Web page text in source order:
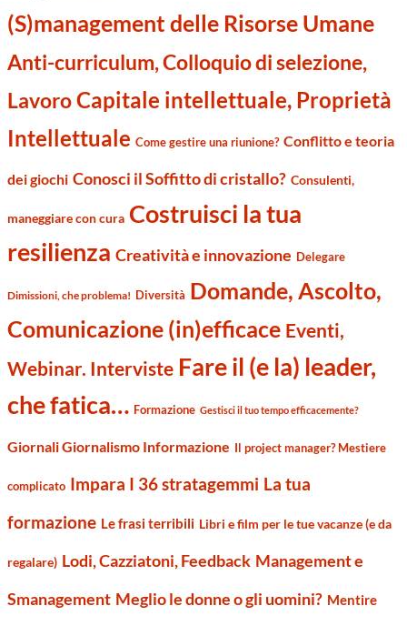
(S)management delle Risorse Umane
Anti-curriculum, Colloquio di selezione,
LavoroCapitale intellettuale, Proprietà
Intellettuale Come gestire una riunione? Conflitto e teoria
dei giochi Conosci il Soffitto di cristallo? Consulenti,
maneggiare con cura Costruisci la tua
resilienza Creatività e innovazione Delegare
Dimissioni, che problema! Diversità Domande, Ascolto,
Comunicazione (in)efficace Eventi,
Webinar. Interviste Fare il (e la) leader,
che fatica… Formazione Gestisci il tuo tempo efficacemente?
Giornali Giornalismo Informazione Il project manager? Mestiere
complicato Impara I 36 stratagemmi La tua
formazione Le frasi terribili Libri e film per le tue vacanze (e da
regalare) Lodi, Cazziatoni, Feedback Management e
Smanagement Meglio le donne o gli uomini? Mentire